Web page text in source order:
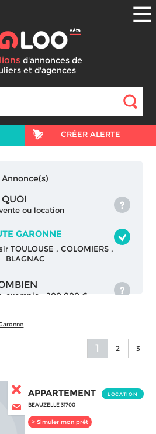
d'annonces de
et d'agences
CRÉER ALERTE
Annonce(s)
QUOI
ou location
GARONNE
TOULOUSE , COLOMIERS ,
BLAGNAC
exemple : 200 000 €
1 2 3
APPARTEMENT
BEAUZELLE 31700
> Simuler mon prêt
LOCATION